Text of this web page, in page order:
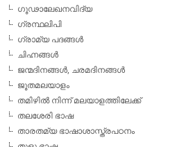
ഗൂഢാലേഖനവിദ്യ
ഗ്രന്ഥലിപി
ഗ്രാമ്യ പദങ്ങള്‍
ചിഹ്നങ്ങള്‍
ജന്മദിനങ്ങള്‍, ചരമദിനങ്ങള്‍
ജൂതമലയാളം
തമിഴില്‍ നിന്ന് മലയാളത്തിലേക്ക്
തലശേരി ഭാഷ
താരതമ്യ ഭാഷാശാസ്ത്രപഠനം